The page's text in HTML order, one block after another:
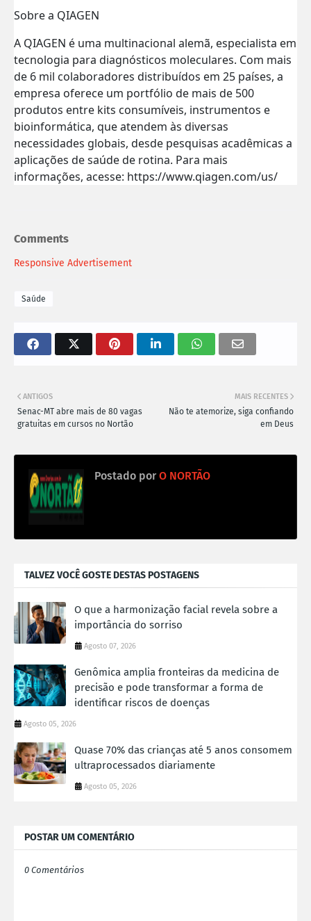
Sobre a QIAGEN
A QIAGEN é uma multinacional alemã, especialista em
tecnologia para diagnósticos moleculares. Com mais
de 6 mil colaboradores distribuídos em 25 países, a
empresa oferece um portfólio de mais de 500
produtos entre kits consumíveis, instrumentos e
bioinformática, que atendem às diversas
necessidades globais, desde pesquisas acadêmicas a
aplicações de saúde de rotina. Para mais
informações, acesse: https://www.qiagen.com/us/
Comments
Responsive Advertisement
Saúde
MAIS RECENTES
Não te atemorize, siga confiando
em Deus
ANTIGOS
Senac-MT abre mais de 80 vagas
gratuitas em cursos no Nortão
Postado por O NORTÃO
TALVEZ VOCÊ GOSTE DESTAS POSTAGENS
O que a harmonização facial revela sobre a
importância do sorriso
Agosto 07, 2026
Genômica amplia fronteiras da medicina de
precisão e pode transformar a forma de
identificar riscos de doenças
Agosto 05, 2026
Quase 70% das crianças até 5 anos consomem
ultraprocessados diariamente
Agosto 05, 2026
POSTAR UM COMENTÁRIO
0 Comentários